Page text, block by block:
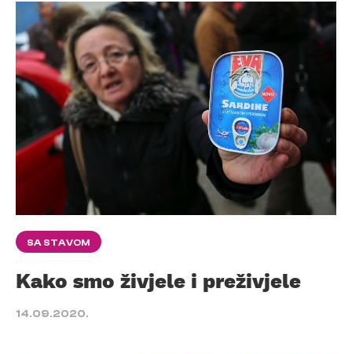
SA STAVOM
Kako smo živjele i preživjele
14.09.2020.